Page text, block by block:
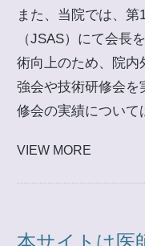
また、当院では、
（JSAS）にて会長
術向上のため、院内
強会や技術研修会を
修会の実績について
VIEW MORE